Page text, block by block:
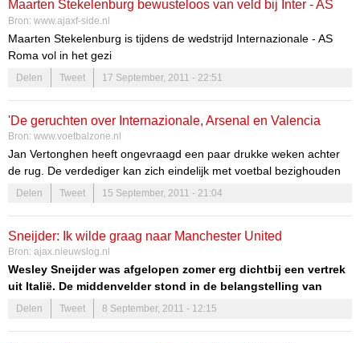
Maarten Stekelenburg bewusteloos van veld bij Inter - AS
Roma (Incl video)
Bron: www.ajaxf-side.nl
Maarten Stekelenburg is tijdens de wedstrijd Internazionale - AS
Roma vol in het gezi
Delen Tweet 17 September, 2011 - 22:51
'De geruchten over Internazionale, Arsenal en Valencia
hielpen niet mee'
Bron: www.voetbalzone.nl
Jan Vertonghen heeft ongevraagd een paar drukke weken achter
de rug. De verdediger kan zich eindelijk met voetbal bezighouden
nu de zomerse transfermarkt twee weken geleden ten einde liep.
Delen Tweet 15 September, 2011 - 21:04
Sneijder: Ik wilde graag naar Manchester United
Bron: ajax.nieuwslog.nl
Wesley Sneijder was afgelopen zomer erg dichtbij een vertrek
uit Italië. De middenvelder stond in de belangstelling van
Manchester United en een transfer was nabij. Toch speelt
Sneijder dit seizoen gewoon voor Internazionale. Hij was
Delen Tweet 8 September, 2011 - 12:15